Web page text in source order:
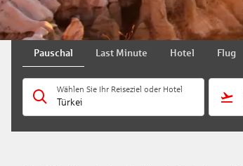
Pauschal Last Minute Hotel Flug
Wählen Sie Ihr Reiseziel oder Hotel
Türkei